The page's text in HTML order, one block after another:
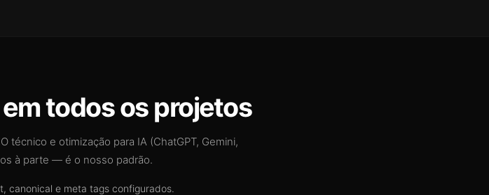
todos os projetos
técnico e otimização para IA (ChatGPT, Gemini,
à parte — é o nosso padrão.
canonical e meta tags configurados.